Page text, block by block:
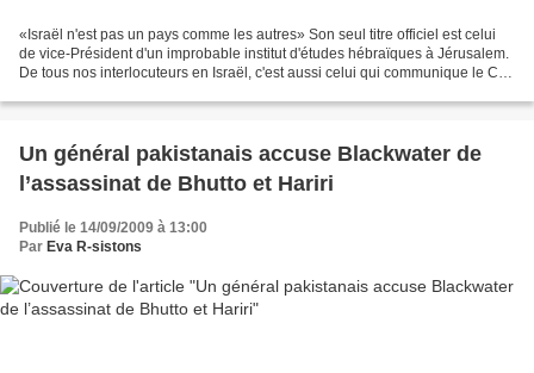
«Israël n'est pas un pays comme les autres» Son seul titre officiel est celui
de vice-Président d'un improbable institut d'études hébraïques à Jérusalem.
De tous nos interlocuteurs en Israël, c'est aussi celui qui communique le CV
Un général pakistanais accuse Blackwater de
l’assassinat de Bhutto et Hariri
Publié le 14/09/2009 à 13:00
Par Eva R-sistons